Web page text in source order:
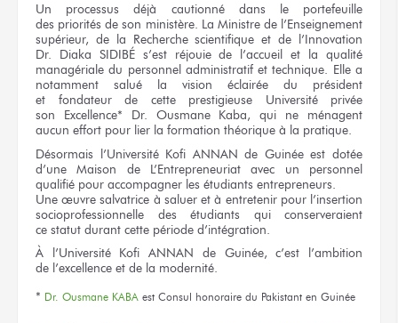
Un processus déjà cautionné dans le portefeuille
des priorités de son ministère. La Ministre de l’Enseignement
supérieur, de la Recherchescientifiqueet de l’Innovation
Dr. Diaka SIDIBÉs’est réjouiede l’accueil et la qualité
managérialedu personneladministratifet technique. Elle a
notamment salué la vision éclairée du président
et fondateur
de cette prestigieuse Université privée
son Excellence* Dr. Ousmane Kaba,qui ne ménagent
aucun effort pour lier la formation théorique à la pratique.
Désormais l’Université Kofi ANNANde Guinéeest dotée
d’une Maison
de L’Entrepreneuriat avec un personnel
qualifié pour accompagner les étudiants entrepreneurs.
Une œuvre salvatrice à saluer et à entretenirpour l’insertion
socioprofessionnelle des étudiants
qui conserveraient
ce statut durant cette période d’intégration.
À l’Université Kofi ANNAN de Guinée, c’est l’ambition
de l’excellence et de la modernité.
* Dr. Ousmane KABA est Consul honoraire du Pakistant en Guinée